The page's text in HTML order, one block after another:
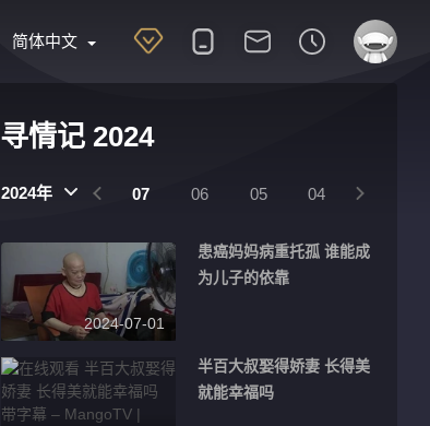
简体中文
寻情记 2024
2024年
09 08 07 06 05 04
2024-07-01
患癌妈妈病重托孤 谁能成
为儿子的依靠
半百大叔娶得娇妻 长得美
就能幸福吗